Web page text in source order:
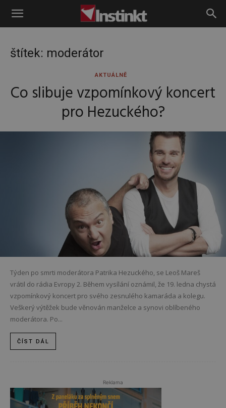
Instinkt
štítek: moderátor
AKTUÁLNĚ
Co slibuje vzpomínkový koncert
pro Hezuckého?
Týden po smrti moderátora Patrika Hezuckého, se Leoš Mareš
vrátil do rádia Evropy 2. Během vysílání oznámil, že 19. ledna chystá
vzpomínkový koncert pro svého zesnulého kamaráda a kolegu.
Veškerý výtěžek bude věnován manželce a synovi oblíbeného
moderátora. Po...
ČÍST DÁL
Reklama